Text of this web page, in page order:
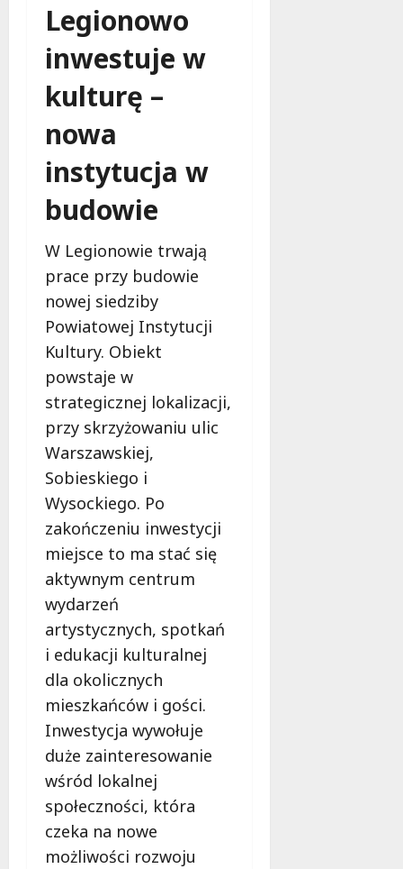
Legionowo
inwestuje w
kulturę –
nowa
instytucja w
budowie
W Legionowie trwają
prace przy budowie
nowej siedziby
Powiatowej Instytucji
Kultury. Obiekt
powstaje w
strategicznej lokalizacji,
przy skrzyżowaniu ulic
Warszawskiej,
Sobieskiego i
Wysockiego. Po
zakończeniu inwestycji
miejsce to ma stać się
aktywnym centrum
wydarzeń
artystycznych, spotkań
i edukacji kulturalnej
dla okolicznych
mieszkańców i gości.
Inwestycja wywołuje
duże zainteresowanie
wśród lokalnej
społeczności, która
czeka na nowe
możliwości rozwoju